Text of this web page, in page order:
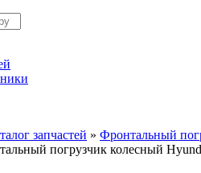
запчастей » Фронтальный
погрузчик колесный